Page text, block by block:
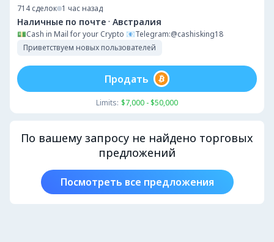
714 сделок 1 час назад
Наличные по почте · Австралия
💵Cash in Mail for your Crypto 📧Telegram:@cashisking18
Приветствуем новых пользователей
Limits: $7,000 - $50,000
Продать
По вашему запросу не найдено торговых
предложений
Посмотреть все предложения